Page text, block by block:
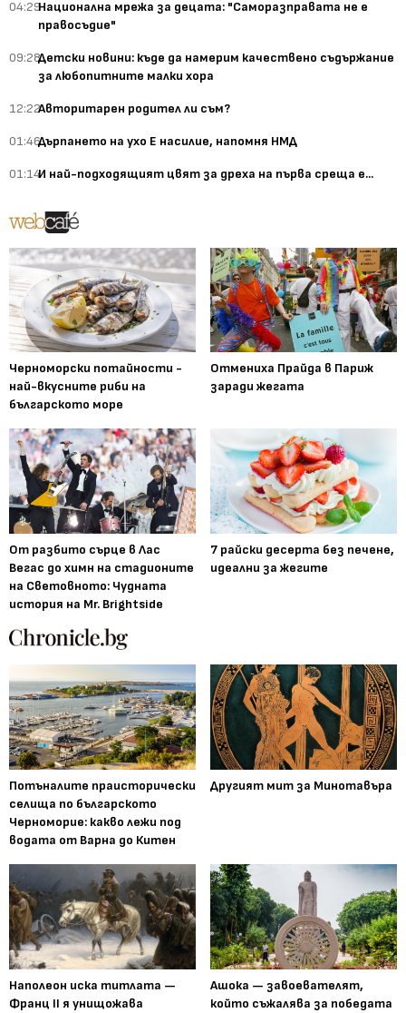
04:29Национална мрежа за децата: "Саморазправата не е
правосъдие"
09:28Детски новини: къде да намерим качествено съдържание
за любопитните малки хора
12:22Авторитарен родител ли съм?
01:46Дърпането на ухо Е насилие, напомня НМД
01:14И най-подходящият цвят за дреха на първа среща е...
Черноморски потайности -
най-вкусните риби на
българското море
Отмениха Прайда в Париж
заради жегата
От разбито сърце в Лас
Вегас до химн на стадионите
на Световното: Чудната
история на Mr. Brightside
7 райски десерта без печене,
идеални за жегите
Потъналите праисторически
селища по българското
Черноморие: какво лежи под
водата от Варна до Китен
Другият мит за Минотавъра
Наполеон иска титлата —
Франц II я унищожава
Ашока — завоевателят,
който съжалява за победата